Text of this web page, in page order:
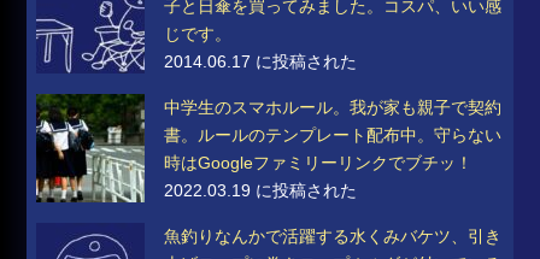
子と日傘を買ってみました。コスパ、いい感
じです。
2014.06.17 に投稿された
中学生のスマホルール。我が家も親子で契約
書。ルールのテンプレート配布中。守らない
時はGoogleファミリーリンクでブチッ！
2022.03.19 に投稿された
魚釣りなんかで活躍する水くみバケツ、引き